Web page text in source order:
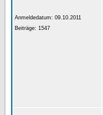
Anmeldedatum: 09.10.2011
Beiträge: 1547